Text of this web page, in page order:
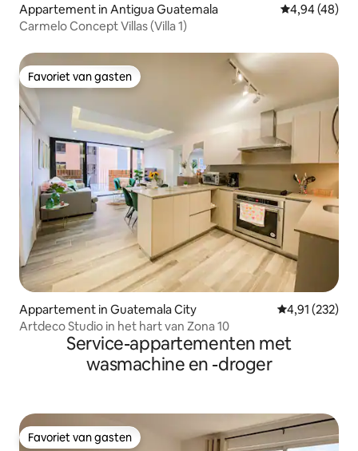
Appartement in Antigua Guatemala Gemiddelde
4,94 (48)
Carmelo Concept Villas (Villa 1)
Favoriet van gasten
Favoriet van gasten
Appartement in Guatemala City Gemiddelde
4,91 (232)
Artdeco Studio in het hart van Zona 10
Service-appartementen met
wasmachine en -droger
Favoriet van gasten
Favoriet van gasten